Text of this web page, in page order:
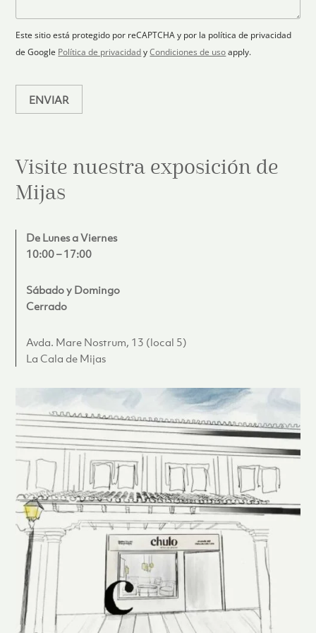
t
n
i
c
o
o
e
Este sitio está protegido por reCAPTCHA y por la política de privacidad
de Google Política de privacidad yCondiciones de uso apply.
ENVIAR
Visite nuestra exposición de
Mijas
De Lunes a Viernes
10:00 – 17:00
Sábado y Domingo
Cerrado
Avda. Mare Nostrum, 13 (local 5)
La Cala de Mijas